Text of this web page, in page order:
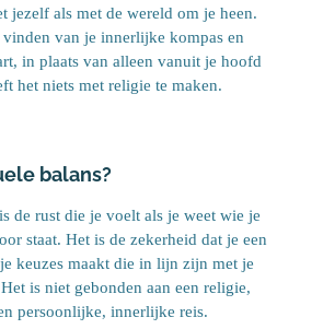
jezelf als met de wereld om je heen.
van je innerlijke kompas en
in plaats van alleen vanuit je hoofd
het niets met religie te maken.
balans?
de rust die je voelt als je weet wie je
staat. Het is de zekerheid dat je een
keuzes maakt die in lijn zijn met je
is niet gebonden aan een religie,
persoonlijke, innerlijke reis.